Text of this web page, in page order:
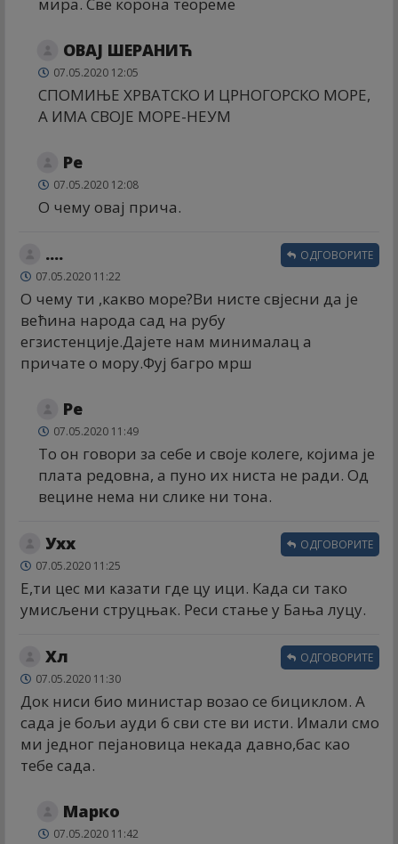
ОВАЈ ШЕРАНИЋ
07.05.2020 12:05
СПОМИЊЕ ХРВАТСКО И ЦРНОГОРСКО МОРЕ,
А ИМА СВОЈЕ МОРЕ-НЕУМ
Ре
07.05.2020 12:08
О чему овај прича.
....
07.05.2020 11:22
О чему ти ,какво море?Ви нисте свјесни да је
већина народа сад на рубу
егзистенције.Дајете нам минималац а
причате о мору.Фуј багро мрш
ОДГОВОРИТЕ
Ре
07.05.2020 11:49
То он говори за себе и своје колеге, којима је
плата редовна, а пуно их ниста не ради. Од
вецине нема ни слике ни тона.
Ухх
07.05.2020 11:25
Е,ти цес ми казати где цу ици. Када си тако
умисљени струцњак. Реси стање у Бања луцу.
ОДГОВОРИТЕ
Xл
07.05.2020 11:30
Док ниси био министар возао се бициклом. А
сада је бољи ауди 6 сви сте ви исти. Имали смо
ми једног пејановица некада давно,бас као
тебе сада.
ОДГОВОРИТЕ
Марко
07.05.2020 11:42